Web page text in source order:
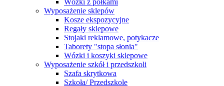
Wyposażenie sklepów
Kosze ekspozycyjne
Regały sklepowe
Stojaki reklamowe, potykacze
Taborety "stopa słonia"
Wózki i koszyki sklepowe
Wyposażenie szkół i przedszkoli
Szafa skrytkowa
Szkoła/ Przedszkole